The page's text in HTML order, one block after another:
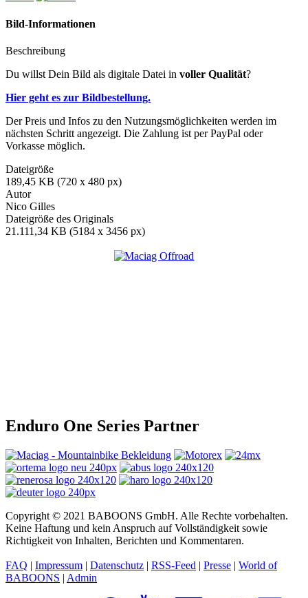
Bild-Informationen
Beschreibung
Du willst Dein Bild als digitale Datei in voller Qualität?
Hier geht es zur Bildbestellung.
Der Preis und Infos zu den Nutzungsmöglichkeiten werden im
nächsten Schritt angezeigt. Die Zahlung ist per PayPal oder
Vorkasse möglich.
Dateigröße
189,45 KB (720 x 480 px)
Autor
Nico Gilles
Dateigröße des Originals
21.111,34 KB (5184 x 3456 px)
Enduro One Series Partner
Copyright © 2021 BABOONS GmbH. Alle Rechte vorbehalten.
Keine Haftung und kein Anspruch auf Vollständigkeit sowie
Richtigkeit von Inhalten, Berichten und Kommentaren.
FAQ | Impressum | Datenschutz | RSS-Feed | Presse | World of
BABOONS | Admin